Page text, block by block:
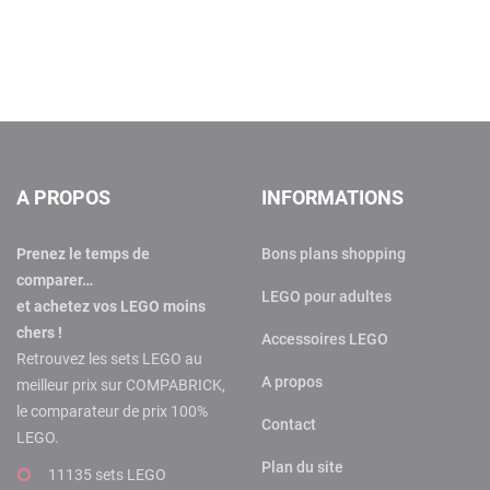
A PROPOS
Prenez le temps de
comparer…
et achetez vos LEGO moins
chers !
Retrouvez les sets LEGO au
meilleur prix sur COMPABRICK,
le comparateur de prix 100%
LEGO.
11135 sets LEGO
INFORMATIONS
Bons plans shopping
LEGO pour adultes
Accessoires LEGO
A propos
Contact
Plan du site